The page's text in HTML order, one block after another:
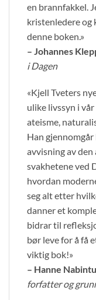
en brannfakkel.
kristenledere og
denne boken.»
– Johannes
i Dagen
«Kjell Tveters
ulike livssyn i
ateisme,
Han
avvisning av den
svakhetene ved
hvordan
seg alt etter
danner et
bidrar til
bør leve for å få
viktig bok!»
– Hanne
forfatter og